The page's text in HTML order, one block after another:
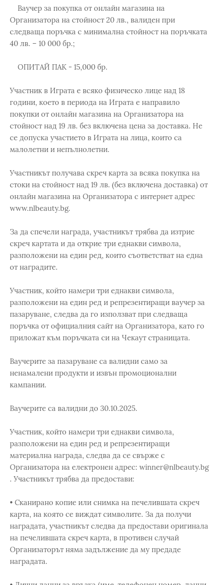
Ваучер за покупка от онлайн магазина на
Организатора на стойност 20 лв., валиден при
следваща поръчка с минимална стойност на поръчката
40 лв. – 10 000 бр.;
ОПИТАЙ ПАК - 15,000 бр.
Участник в Играта е всяко физическо лице над 18
години, което в периода на Играта е направило
покупки от онлайн магазина на Организатора на
стойност над 19 лв. без включена цена за доставка. Не
се допуска участието в Играта на лица, които са
малолетни и непълнолетни.
Участникът получава скреч карта за всяка покупка на
стоки на стойност над 19 лв. (без включена доставка) от
онлайн магазина на Организатора с интернет адрес
www.nlbeauty.bg.
За да спечели награда, участникът трябва да изтрие
скреч картата и да открие три еднакви символа,
разположени на един ред, които съответстват на една
от наградите.
Участник, който намери три еднакви символа,
разположени на един ред и репрезентиращи ваучер за
пазаруване, следва да го използват при следваща
поръчка от официалния сайт на Организатора, като го
приложат към поръчката си на Чекаут страницата.
Ваучерите за пазаруване са валидни само за
ненамалени продукти и извън промоционални
кампании.
Ваучерите са валидни до 30.10.2025.
Участник, който намери три еднакви символа,
разположени на един ред и репрезентиращи
материална награда, следва да се свърже с
Организатора на електронен адрес: winner@nlbeauty.bg
. Участникът трябва да предостави:
• Сканирано копие или снимка на печелившата скреч
карта, на която се виждат символите. За да получи
наградата, участникът следва да предостави оригинала
на печелившата скреч карта, в противен случай
Организаторът няма задължение да му предаде
наградата.